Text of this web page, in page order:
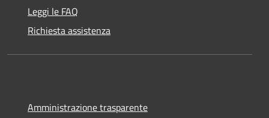
Leggi le FAQ
Richiesta assistenza
Amministrazione trasparente